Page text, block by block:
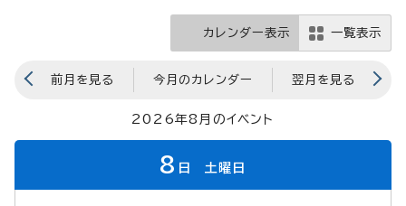
カレンダー表示 一覧表示
前月を見る 今月のカレンダー 翌月を見る
2026年8月のイベント
8 日 土曜日